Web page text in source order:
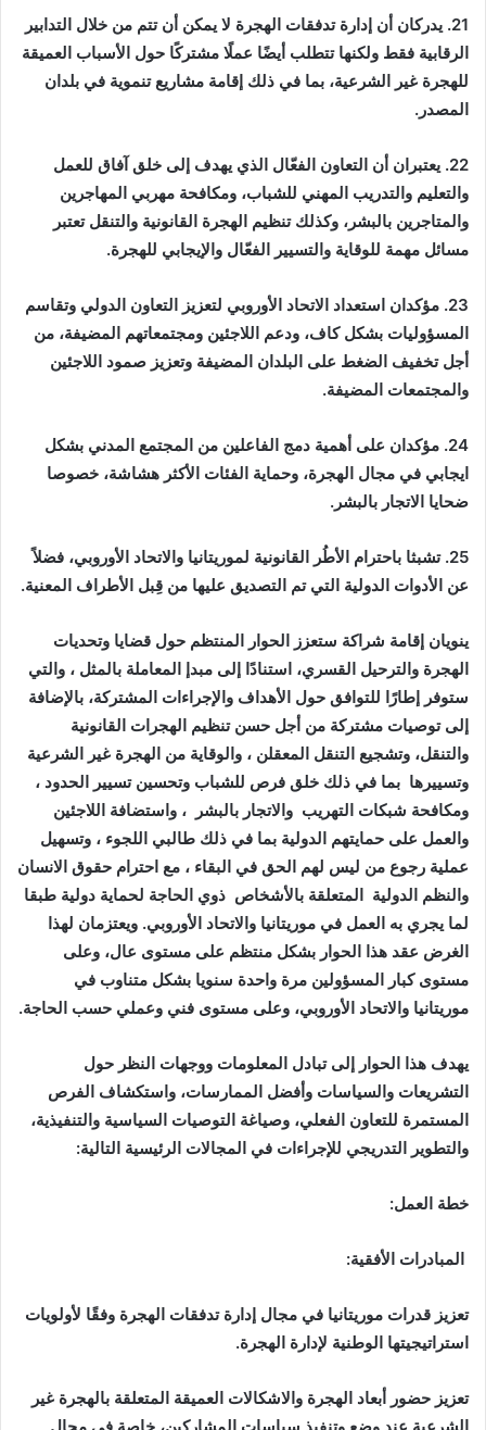
21. يدركان أن إدارة تدفقات الهجرة لا يمكن أن تتم من خلال التدابير
الرقابية فقط ولكنها تتطلب أيضًا عملًا مشتركًا حول الأسباب العميقة
للهجرة غير الشرعية، بما في ذلك إقامة مشاريع تنموية في بلدان
المصدر.
22. يعتبران أن التعاون الفعّال الذي يهدف إلى خلق آفاق للعمل
والتعليم والتدريب المهني للشباب، ومكافحة مهربي المهاجرين
والمتاجرين بالبشر، وكذلك تنظيم الهجرة القانونية والتنقل تعتبر
مسائل مهمة للوقاية والتسيير الفعّال والإيجابي للهجرة.
23. مؤكدان استعداد الاتحاد الأوروبي لتعزيز التعاون الدولي وتقاسم
المسؤوليات بشكل كاف، ودعم اللاجئين ومجتمعاتهم المضيفة، من
أجل تخفيف الضغط على البلدان المضيفة وتعزيز صمود اللاجئين
والمجتمعات المضيفة.
24. مؤكدان على أهمية دمج الفاعلين من المجتمع المدني بشكل
ايجابي في مجال الهجرة، وحماية الفئات الأكثر هشاشة، خصوصا
ضحايا الاتجار بالبشر.
25. تشبثا باحترام الأطُر القانونية لموريتانيا والاتحاد الأوروبي، فضلاً
عن الأدوات الدولية التي تم التصديق عليها من قِبل الأطراف المعنية.
ينويان إقامة شراكة ستعزز الحوار المنتظم حول قضايا وتحديات
الهجرة والترحيل القسري، استنادًا إلى مبدإ المعاملة بالمثل ، والتي
ستوفر إطارًا للتوافق حول الأهداف والإجراءات المشتركة، بالإضافة
إلى توصيات مشتركة من أجل حسن تنظيم الهجرات القانونية
والتنقل، وتشجيع التنقل المعقلن ، والوقاية من الهجرة غير الشرعية
وتسييرها بما في ذلك خلق فرص للشباب وتحسين تسيير الحدود ،
ومكافحة شبكات التهريب والاتجار بالبشر ، واستضافة اللاجئين
والعمل على حمايتهم الدولية بما في ذلك طالبي اللجوء ، وتسهيل
عملية رجوع من ليس لهم الحق في البقاء ، مع احترام حقوق الانسان
والنظم الدولية المتعلقة بالأشخاص ذوي الحاجة لحماية دولية طبقا
لما يجري به العمل في موريتانيا والاتحاد الأوروبي. ويعتزمان لهذا
الغرض عقد هذا الحوار بشكل منتظم على مستوى عال، وعلى
مستوى كبار المسؤولين مرة واحدة سنويا بشكل متناوب في
موريتانيا والاتحاد الأوروبي، وعلى مستوى فني وعملي حسب الحاجة.
يهدف هذا الحوار إلى تبادل المعلومات ووجهات النظر حول
التشريعات والسياسات وأفضل الممارسات، واستكشاف الفرص
المستمرة للتعاون الفعلي، وصياغة التوصيات السياسية والتنفيذية،
والتطوير التدريجي للإجراءات في المجالات الرئيسية التالية:
خطة العمل:
المبادرات الأفقية:
تعزيز قدرات موريتانيا في مجال إدارة تدفقات الهجرة وفقًا لأولويات
استراتيجيتها الوطنية لإدارة الهجرة.
تعزيز حضور أبعاد الهجرة والاشكالات العميقة المتعلقة بالهجرة غير